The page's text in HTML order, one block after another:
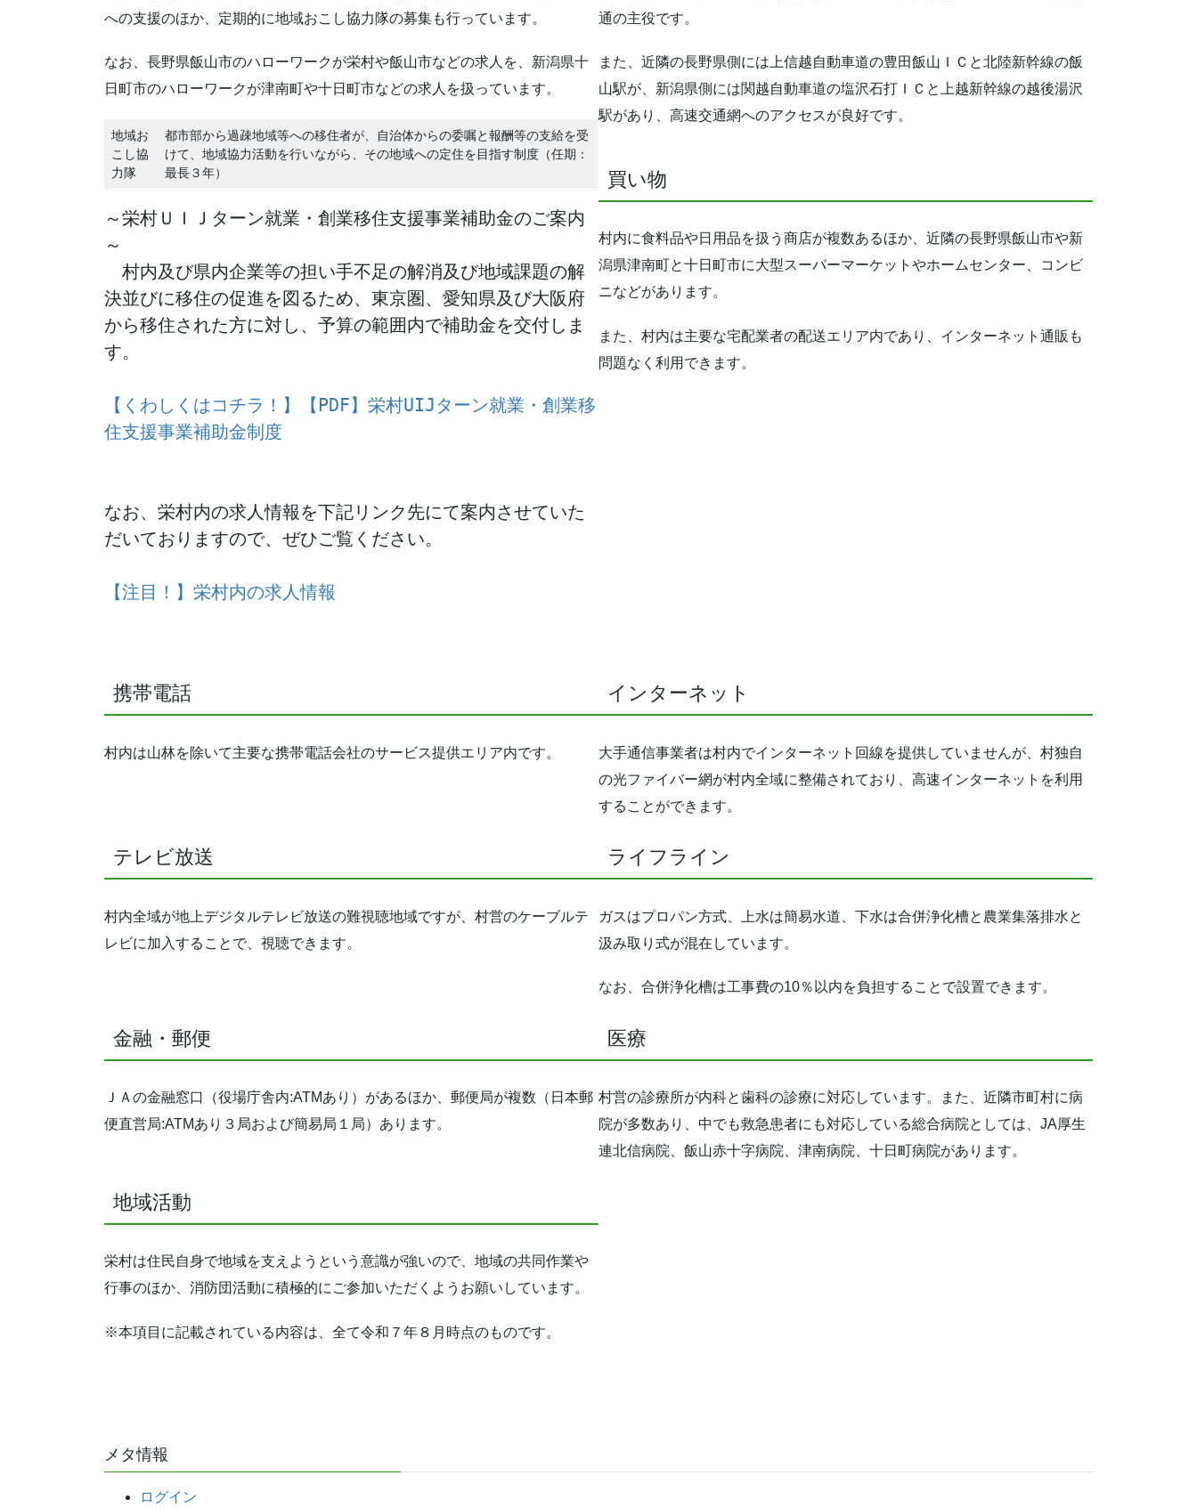
への支援のほか、定期的に地域おこし協力隊の募集も行っています。
なお、長野県飯山市のハローワークが栄村や飯山市などの求人を、新潟県十
日町市のハローワークが津南町や十日町市などの求人を扱っています。
地域お
こし協
力隊
都市部から過疎地域等への移住者が、自治体からの委嘱と報酬等の支給を受
けて、地域協力活動を行いながら、その地域への定住を目指す制度（任期：
最長３年）
～栄村ＵＩＪターン就業・創業移住支援事業補助金のご案内
～
村内及び県内企業等の担い手不足の解消及び地域課題の解
決並びに移住の促進を図るため、東京圏、愛知県及び大阪府
から移住された方に対し、予算の範囲内で補助金を交付しま
す。
【くわしくはコチラ！】【PDF】栄村UIJターン就業・創業移
住支援事業補助金制度
なお、栄村内の求人情報を下記リンク先にて案内させていた
だいておりますので、ぜひご覧ください。
【注目！】栄村内の求人情報
通の主役です。
また、近隣の長野県側には上信越自動車道の豊田飯山ＩＣと北陸新幹線の飯
山駅が、新潟県側には関越自動車道の塩沢石打ＩＣと上越新幹線の越後湯沢
駅があり、高速交通網へのアクセスが良好です。
買い物
村内に食料品や日用品を扱う商店が複数あるほか、近隣の長野県飯山市や新
潟県津南町と十日町市に大型スーパーマーケットやホームセンター、コンビ
ニなどがあります。
また、村内は主要な宅配業者の配送エリア内であり、インターネット通販も
問題なく利用できます。
携帯電話
村内は山林を除いて主要な携帯電話会社のサービス提供エリア内です。
インターネット
大手通信事業者は村内でインターネット回線を提供していませんが、村独自
の光ファイバー網が村内全域に整備されており、高速インターネットを利用
することができます。
テレビ放送
村内全域が地上デジタルテレビ放送の難視聴地域ですが、村営のケーブルテ
レビに加入することで、視聴できます。
ライフライン
ガスはプロパン方式、上水は簡易水道、下水は合併浄化槽と農業集落排水と
汲み取り式が混在しています。
なお、合併浄化槽は工事費の10％以内を負担することで設置できます。
金融・郵便
ＪＡの金融窓口（役場庁舎内:ATMあり）があるほか、郵便局が複数（日本郵
便直営局:ATMあり３局および簡易局１局）あります。
医療
村営の診療所が内科と歯科の診療に対応しています。また、近隣市町村に病
院が多数あり、中でも救急患者にも対応している総合病院としては、JA厚生
連北信病院、飯山赤十字病院、津南病院、十日町病院があります。
地域活動
栄村は住民自身で地域を支えようという意識が強いので、地域の共同作業や
行事のほか、消防団活動に積極的にご参加いただくようお願いしています。
※本項目に記載されている内容は、全て令和７年８月時点のものです。
メタ情報
ログイン